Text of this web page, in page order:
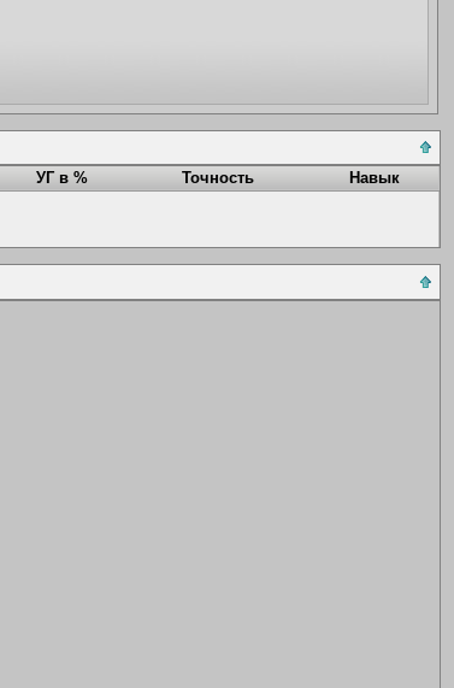
УГ в % Точность Навык